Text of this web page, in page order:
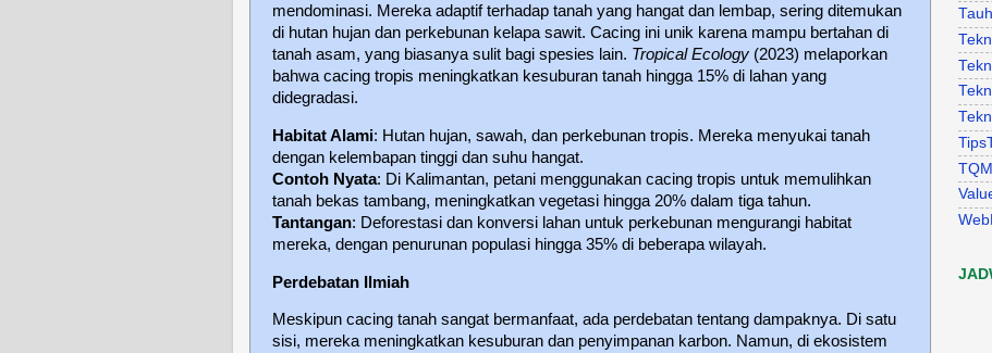
mendominasi. Mereka adaptif terhadap tanah yang hangat dan lembap, sering ditemukan
di hutan hujan dan perkebunan kelapa sawit. Cacing ini unik karena mampu bertahan di
tanah asam, yang biasanya sulit bagi spesies lain. Tropical Ecology (2023) melaporkan
bahwa cacing tropis meningkatkan kesuburan tanah hingga 15% di lahan yang
didegradasi.
Habitat Alami: Hutan hujan, sawah, dan perkebunan tropis. Mereka menyukai tanah
dengan kelembapan tinggi dan suhu hangat.
Contoh Nyata: Di Kalimantan, petani menggunakan cacing tropis untuk memulihkan
tanah bekas tambang, meningkatkan vegetasi hingga 20% dalam tiga tahun.
Tantangan: Deforestasi dan konversi lahan untuk perkebunan mengurangi habitat
mereka, dengan penurunan populasi hingga 35% di beberapa wilayah.
Perdebatan Ilmiah
Meskipun cacing tanah sangat bermanfaat, ada perdebatan tentang dampaknya. Di satu
sisi, mereka meningkatkan kesuburan dan penyimpanan karbon. Namun, di ekosistem
TQM